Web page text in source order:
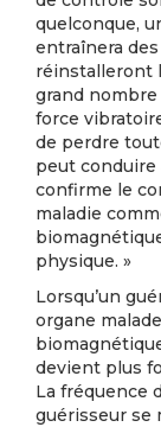
quelconque,
entraînera
réinstalleront
grand
force
de perdre
peut conduire
confirme le
maladie
physique. »
Lorsqu’un
organe
devient plus
La fréquence
guérisseur se